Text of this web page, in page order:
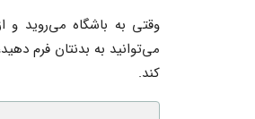
وقتی به باشگاه می‌روید و
می‌توانید به بدنتان فرم
کند.